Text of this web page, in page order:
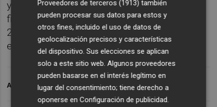
y Fabra pidió un indulto al Gobierno que
finalmente fue denegado en noviembre de
2014, por lo que se hizo efectivo su ingreso
en prisión.
ARCHIVADO EN CASO FABRA
Proveedores de terceros (1913) también
pueden procesar sus datos para estos y
otros fines, incluido el uso de datos de
geolocalización precisos y características
del dispositivo. Sus elecciones se aplican
solo a este sitio web. Algunos proveedores
pueden basarse en el interés legítimo en
lugar del consentimiento; tiene derecho a
oponerse enConfiguración de publicidad.